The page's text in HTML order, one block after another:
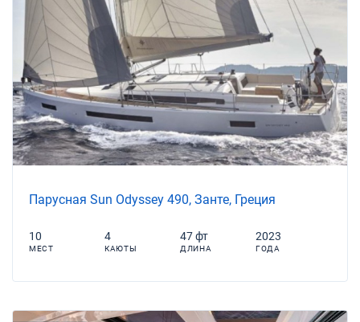
Парусная Sun Odyssey 490, Занте, Греция
10
МЕСТ
4
КАЮТЫ
47 фт
ДЛИНА
2023
ГОДА